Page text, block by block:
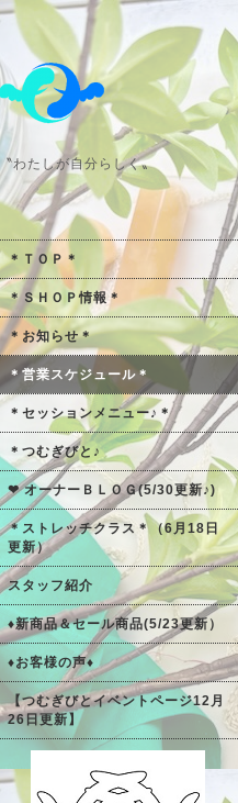
〝わたしが自分らしく〟
＊ＴＯＰ＊
＊ＳＨＯＰ情報＊
＊お知らせ＊
＊営業スケジュール＊
＊セッションメニュー♪＊
＊つむぎびと♪
❤ オーナーＢＬＯＧ(5/30更新♪)
＊ストレッチクラス＊（6月18日
更新）
スタッフ紹介
♦新商品＆セール商品(5/23更新）
♦お客様の声♦
【つむぎびとイベントページ12月
26日更新】